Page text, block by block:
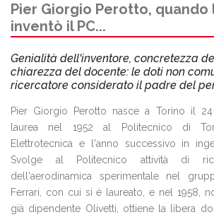
Pier Giorgio Perotto,
inventò il PC...
Genialità dell'inventore, concretezza
chiarezza del docente: le doti non
ricercatore considerato il padre del
Pier Giorgio Perotto nasce a Torino il
laurea nel 1952 al Politecnico di
Elettrotecnica e l'anno successivo in
Svolge al Politecnico attività di
dell'aerodinamica sperimentale nel
Ferrari, con cui si è laureato, e nel 1958,
già dipendente Olivetti, ottiene la libera